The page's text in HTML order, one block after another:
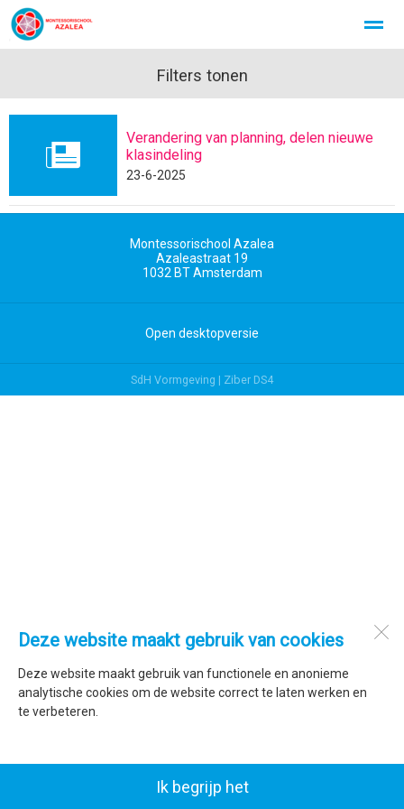
Home Foto's Instagram
Deze website maakt gebruik van cookies
Deze website maakt gebruik van functionele en anonieme
analytische cookies om de website correct te laten werken en
te verbeteren.
Ik begrijp het
Filters tonen
Verandering van planning, delen nieuwe
klasindeling
23-6-2025
Montessorischool Azalea
Azaleastraat 19
1032 BT Amsterdam
Open desktopversie
SdH Vormgeving | Ziber DS4